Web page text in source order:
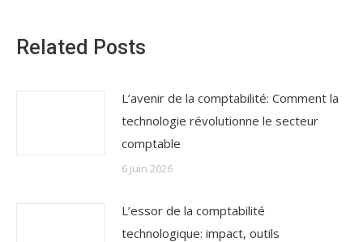
Related Posts
L’avenir de la comptabilité: Comment la
technologie révolutionne le secteur
comptable
6 juin 2026
L’essor de la comptabilité
technologique: impact, outils